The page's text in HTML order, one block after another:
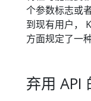
个参数标志或
到现有用户，
方面规定了一
弃用 API